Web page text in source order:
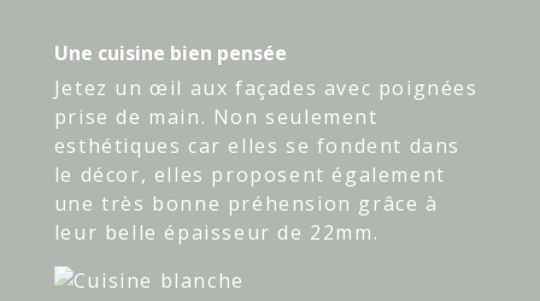
Une cuisine bien pensée
Jetez un œil aux façades avec poignées
prise de main. Non seulement
esthétiques car elles se fondent dans
le décor, elles proposent également
une très bonne préhension grâce à
leur belle épaisseur de 22mm.